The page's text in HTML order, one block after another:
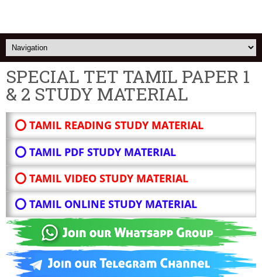
SPECIAL TET TAMIL PAPER 1
& 2 STUDY MATERIAL
⭕ TAMIL READING STUDY MATERIAL
⭕ TAMIL PDF STUDY MATERIAL
⭕ TAMIL VIDEO STUDY MATERIAL
⭕ TAMIL ONLINE STUDY MATERIAL